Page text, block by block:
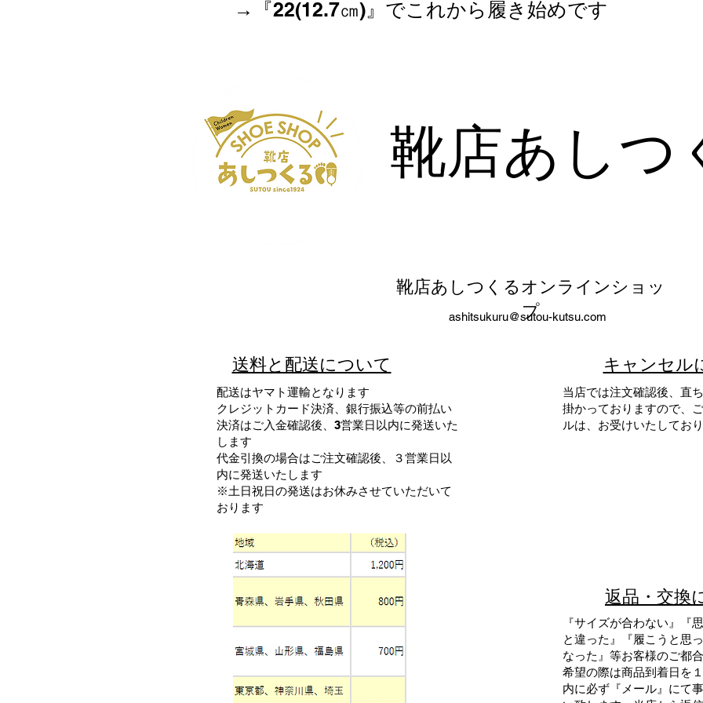
→『22(12.7㎝)』でこれから履き始めです
靴店あしつ
靴店あしつくるオンラインショッ
プ
ashitsukuru@sutou-kutsu.com
送料と配送について
配送はヤマト運輸となります
クレジットカード決済、銀行振込等の前払い
決済はご入金確認後、3営業日以内に発送いた
します
代金引換の場合はご注文確認後、３営業日以
内に発送いたします
​※土日祝日の発送はお休みさせていただいて
おります
キャンセル
当店では注文確認後、直
掛かっておりますので、
ルは、お受けいたしてお
返品・交換
『サイズが合わない』『
と違った』『履こうと思
なった』等お客様のご都
希望の際は商品到着日を
内に必ず『 メール 』にて